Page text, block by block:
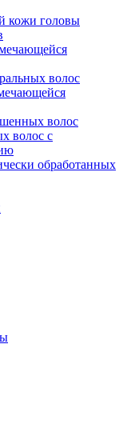
кожи головы
волос
волос
волос с
обработанных